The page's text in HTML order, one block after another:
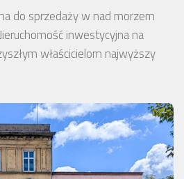
do sprzedaży w nad morzem
inwestycyjna na
właścicielom najwyższy